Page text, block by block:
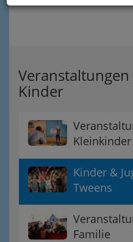
Veranstaltungen
Kinder
Kleinkinder
Kinder &
Tweens
Familie